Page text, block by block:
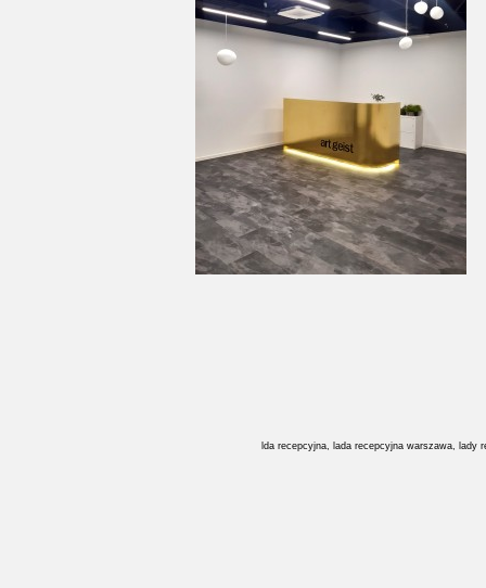
lda recepcyjna, lada recepcyjna warszawa, lady